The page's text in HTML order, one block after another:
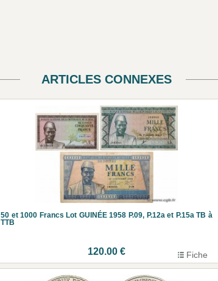
ARTICLES CONNEXES
50 et 1000 Francs Lot GUINÉE 1958 P.09, P.12a et P.15a TB à
TTB
120.00 € Fiche